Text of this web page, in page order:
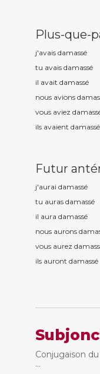
Plus-que-
j'avais damassé
tu avais damassé
il avait damassé
nous avions
vous aviez damass
ils avaient damassé
Futur
j'aurai damassé
tu auras damassé
il aura damassé
nous aurons
vous aurez damass
ils auront damassé
Conjugaison
...